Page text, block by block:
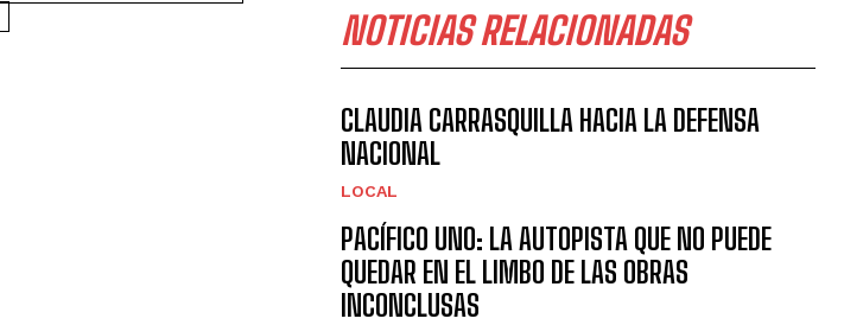
NOTICIAS RELACIONADAS
CLAUDIA CARRASQUILLA HACIA LA DEFENSA
NACIONAL
LOCAL
PACÍFICO UNO: LA AUTOPISTA QUE NO PUEDE
QUEDAR EN EL LIMBO DE LAS OBRAS
INCONCLUSAS